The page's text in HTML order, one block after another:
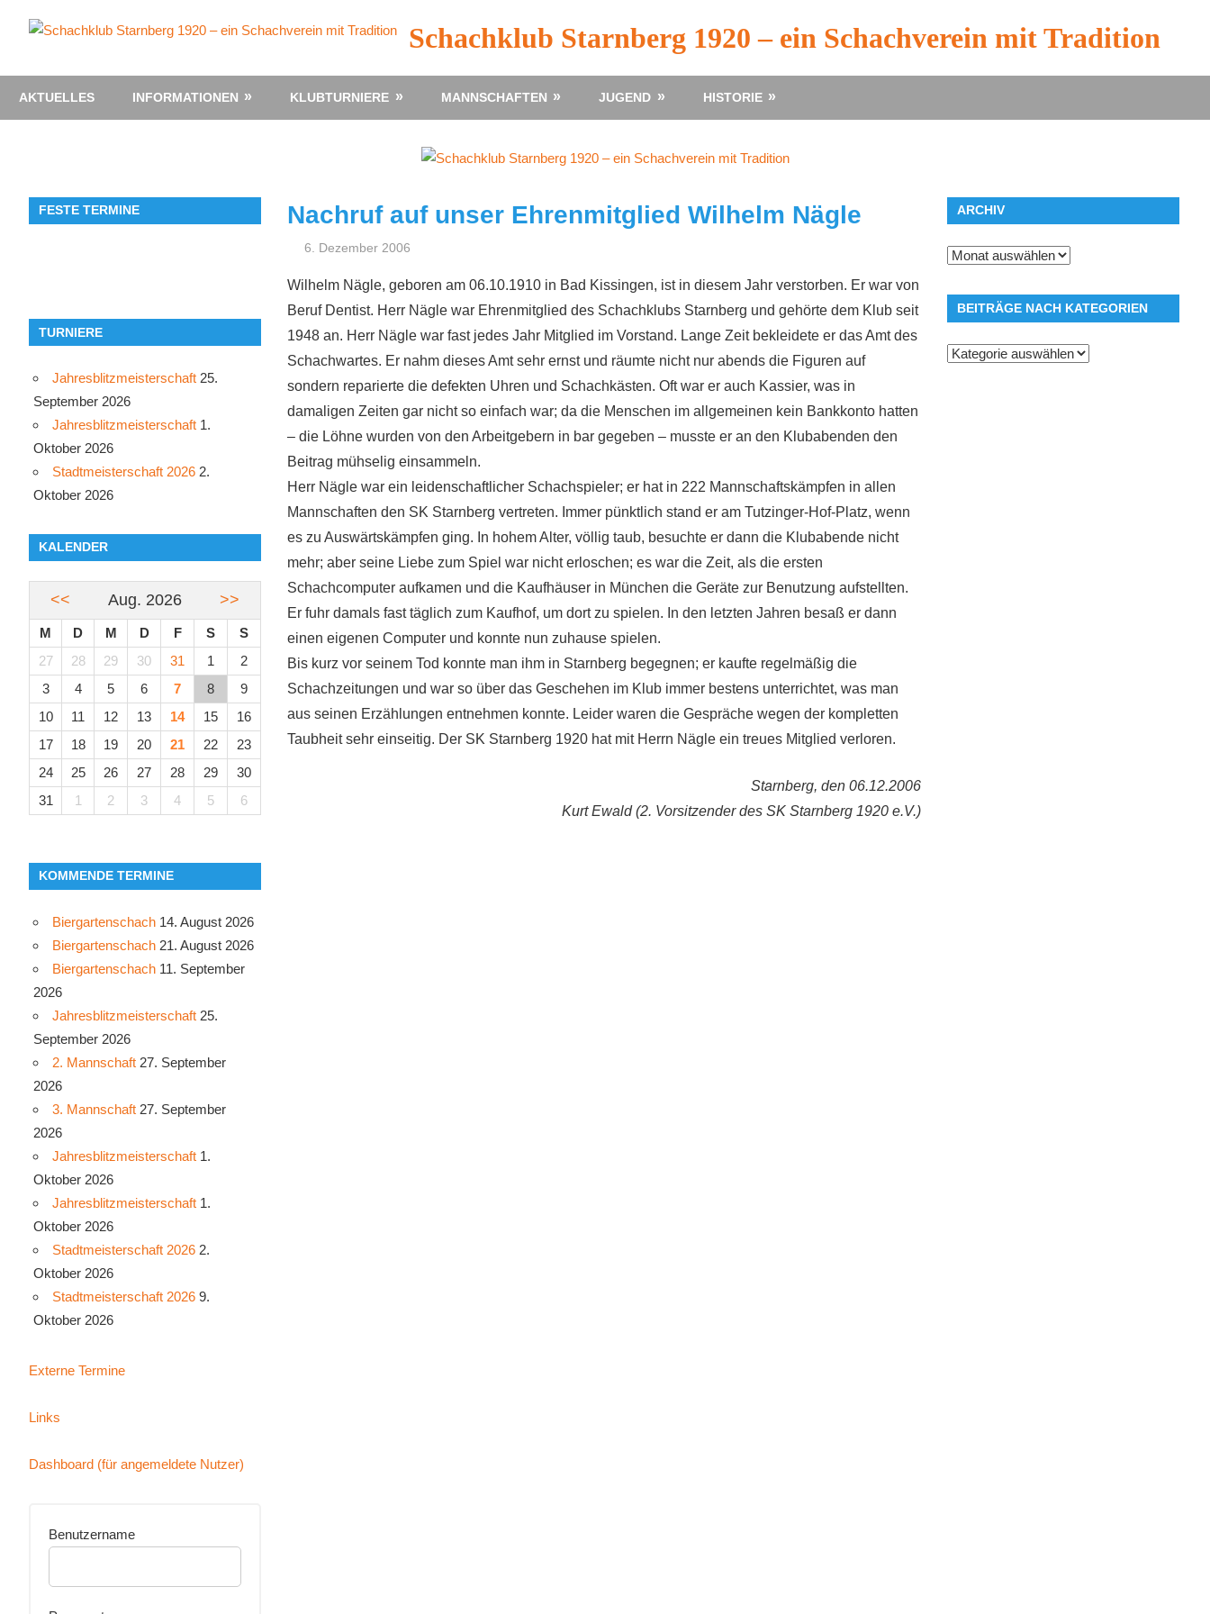
Inhalt
Schachklub Starnberg 1920 – ein Schachverein mit Tradition
AKTUELLES INFORMATIONEN KLUBTURNIERE MANNSCHAFTEN JUGEND HISTORIE
Nachruf auf unser Ehrenmitglied Wilhelm Nägle
6. Dezember 2006
Wilhelm Nägle, geboren am 06.10.1910 in Bad Kissingen, ist in diesem Jahr verstorben. Er war von
Beruf Dentist. Herr Nägle war Ehrenmitglied des Schachklubs Starnberg und gehörte dem Klub seit
1948 an. Herr Nägle war fast jedes Jahr Mitglied im Vorstand. Lange Zeit bekleidete er das Amt des
Schachwartes. Er nahm dieses Amt sehr ernst und räumte nicht nur abends die Figuren auf
sondern reparierte die defekten Uhren und Schachkästen. Oft war er auch Kassier, was in
damaligen Zeiten gar nicht so einfach war; da die Menschen im allgemeinen kein Bankkonto hatten
– die Löhne wurden von den Arbeitgebern in bar gegeben – musste er an den Klubabenden den
Beitrag mühselig einsammeln.
Herr Nägle war ein leidenschaftlicher Schachspieler; er hat in 222 Mannschaftskämpfen in allen
Mannschaften den SK Starnberg vertreten. Immer pünktlich stand er am Tutzinger-Hof-Platz, wenn
es zu Auswärtskämpfen ging. In hohem Alter, völlig taub, besuchte er dann die Klubabende nicht
mehr; aber seine Liebe zum Spiel war nicht erloschen; es war die Zeit, als die ersten
Schachcomputer aufkamen und die Kaufhäuser in München die Geräte zur Benutzung aufstellten.
Er fuhr damals fast täglich zum Kaufhof, um dort zu spielen. In den letzten Jahren besaß er dann
einen eigenen Computer und konnte nun zuhause spielen.
Bis kurz vor seinem Tod konnte man ihm in Starnberg begegnen; er kaufte regelmäßig die
Schachzeitungen und war so über das Geschehen im Klub immer bestens unterrichtet, was man
aus seinen Erzählungen entnehmen konnte. Leider waren die Gespräche wegen der kompletten
Taubheit sehr einseitig. Der SK Starnberg 1920 hat mit Herrn Nägle ein treues Mitglied verloren.
Starnberg, den 06.12.2006
Kurt Ewald (2. Vorsitzender des SK Starnberg 1920 e.V.)
FESTE TERMINE
TURNIERE
Jahresblitzmeisterschaft25.
September 2026
Jahresblitzmeisterschaft1.
Oktober 2026
Stadtmeisterschaft 20262.
Oktober 2026
KALENDER
<< Aug. 2026 >>
M D M D F S
S
27
28 29 30 31 1
2
3
4 5 6 7 8
9
10
11 12 13 14 15
16
17
18 19 20 21 22
23
24
25 26 27 28 29
30
31
1 2 3 4 5 6
KOMMENDE TERMINE
Biergartenschach14. August 2026
Biergartenschach21. August 2026
Biergartenschach11. September
2026
Jahresblitzmeisterschaft25.
September 2026
2. Mannschaft27. September
2026
3. Mannschaft27. September
2026
Jahresblitzmeisterschaft1.
Oktober 2026
Jahresblitzmeisterschaft1.
Oktober 2026
Stadtmeisterschaft 20262.
Oktober 2026
Stadtmeisterschaft 20269.
Oktober 2026
Externe Termine
Links
Dashboard (für angemeldete Nutzer)
Benutzername
ARCHIV
Archiv
BEITRÄGE NACH KATEGORIEN
Beiträge